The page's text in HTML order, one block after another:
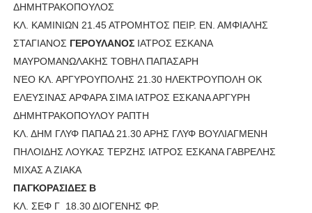
ΔΗΜΗΤΡΑΚΟΠΟΥΛΟΣ
ΚΛ. ΚΑΜΙΝΙΩΝ 21.45 ΑΤΡΟΜΗΤΟΣ ΠΕΙΡ. ΕΝ. ΑΜΦΙΑΛΗΣ
ΣΤΑΓΙΑΝΟΣ ΓΕΡΟΥΛΑΝΟΣΙΑΤΡΟΣ ΕΣΚΑΝΑ
ΜΑΥΡΟΜΑΝΩΛΑΚΗΣ ΤΟΒΗΛ ΠΑΠΑΣΑΡΗ
ΝΈΟ ΚΛ. ΑΡΓΥΡΟΥΠΟΛΗΣ 21.30 ΗΛΕΚΤΡΟΥΠΟΛΗ ΟΚ
ΕΛΕΥΣΙΝΑΣ ΑΡΦΑΡΑ ΣΙΜΑ ΙΑΤΡΟΣ ΕΣΚΑΝΑ ΑΡΓΥΡΗ
ΔΗΜΗΤΡΑΚΟΠΟΥΛΟΥ ΡΑΠΤΗ
ΚΛ. ΔΗΜ ΓΛΥΦ ΠΑΠΑΔ 21.30 ΑΡΗΣ ΓΛΥΦ ΒΟΥΛΙΑΓΜΕΝΗ
ΠΗΛΟΙΔΗΣ ΛΟΥΚΑΣ ΤΕΡΖΗΣ ΙΑΤΡΟΣ ΕΣΚΑΝΑ ΓΑΒΡΕΛΗΣ
ΜΙΧΑΣ Α ΖΙΑΚΑ
ΠΑΓΚΟΡΑΣΙΔΕΣ Β
ΚΛ. ΣΕΦ Γ 18.30 ΔΙΟΓΕΝΗΣ ΦΡ.